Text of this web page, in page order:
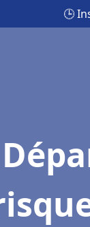
🕒